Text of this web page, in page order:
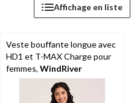
Affichage en liste
Veste bouffante longue avec
HD1 et T-MAX Charge pour
femmes, WindRiver